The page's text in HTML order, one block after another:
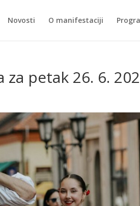
Novosti O manifestaciji
petak 26. 6.